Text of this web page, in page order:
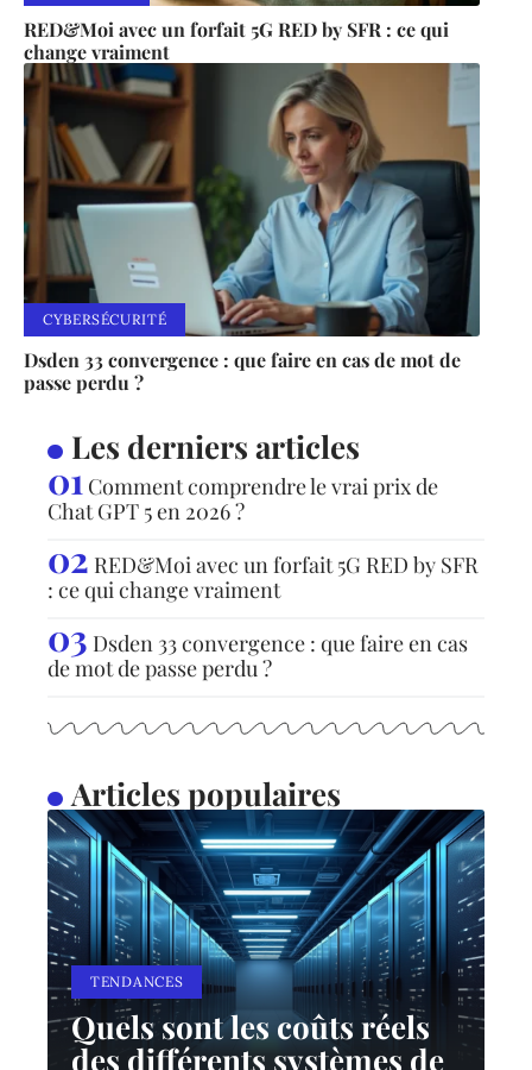
RED&Moi avec un forfait 5G RED by SFR : ce qui
change vraiment
CYBERSÉCURITÉ
Dsden 33 convergence : que faire en cas de mot de
passe perdu ?
Les derniers articles
Comment comprendre le vrai prix de
Chat GPT 5 en 2026 ?
RED&Moi avec un forfait 5G RED by SFR
: ce qui change vraiment
Dsden 33 convergence : que faire en cas
de mot de passe perdu ?
Articles populaires
TENDANCES
Quels sont les coûts réels
des différents systèmes de